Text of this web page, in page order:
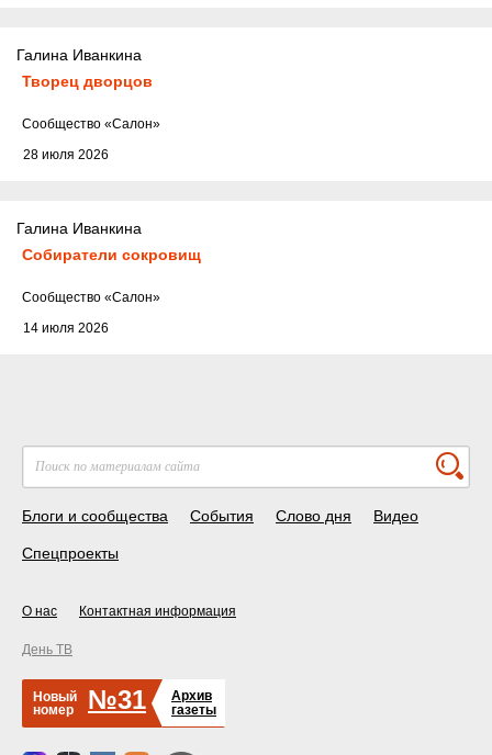
Галина Иванкина
Творец дворцов
28 июля 2026
Cообщество «Салон»
Галина Иванкина
Собиратели сокровищ
14 июля 2026
Cообщество «Салон»
Блоги и сообщества События Слово дня Видео
Спецпроекты
О нас Контактная информация
День ТВ
Новый
номер
№31
Архив
газеты